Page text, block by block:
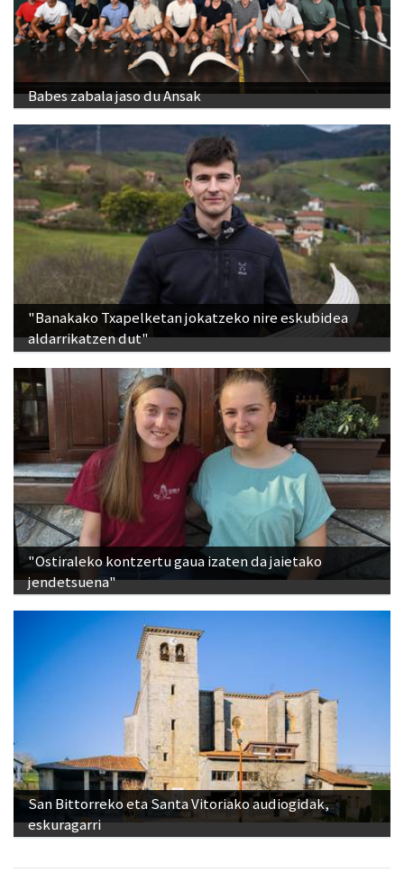
Babes zabala jaso du Ansak
"Banakako Txapelketan jokatzeko nire eskubidea
aldarrikatzen dut"
"Ostiraleko kontzertu gaua izaten da jaietako
jendetsuena"
San Bittorreko eta Santa Vitoriako audiogidak,
eskuragarri